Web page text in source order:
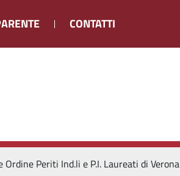
CONTATTI
Periti Ind.li e P.I. Laureati di Verona